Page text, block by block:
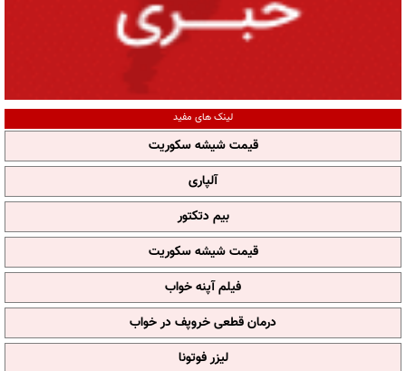
لینک های مفید
قیمت شیشه سکوریت
آلپاری
بیم دتکتور
قیمت شیشه سکوریت
فیلم آپنه خواب
درمان قطعی خروپف در خواب
لیزر فوتونا